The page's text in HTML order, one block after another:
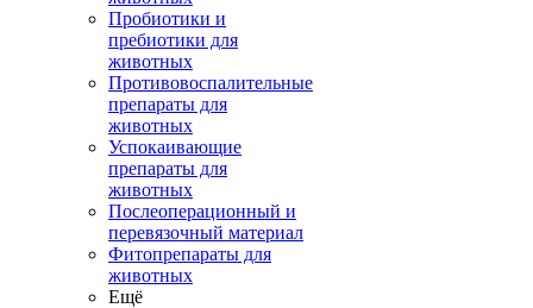
Пробиотики и
пребиотики для
животных
Противовоспалительные
препараты для
животных
Успокаивающие
препараты для
животных
Послеоперационный и
перевязочный материал
Фитопрепараты для
животных
Ещё